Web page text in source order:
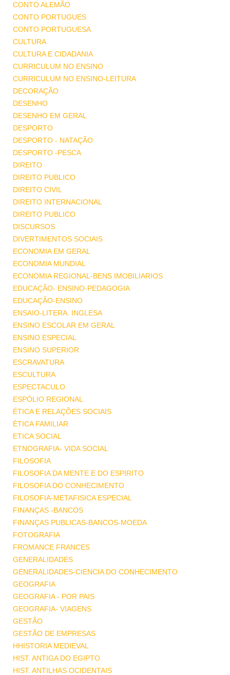
CONTO ALEMÃO
CONTO PORTUGUES
CONTO PORTUGUESA
CULTURA
CULTURA E CIDADANIA
CURRICULUM NO ENSINO
CURRICULUM NO ENSINO-LEITURA
DECORAÇÃO
DESENHO
DESENHO EM GERAL
DESPORTO
DESPORTO - NATAÇÃO
DESPORTO -PESCA
DIREITO
DIREITO PUBLICO
DIREITO CIVIL
DIREITO INTERNACIONAL
DIREITO PUBLICO
DISCURSOS
DIVERTIMENTOS SOCIAIS
ECONOMIA EM GERAL
ECONOMIA MUNDIAL
ECONOMIA REGIONAL-BENS IMOBILIARIOS
EDUCAÇÃO- ENSINO-PEDAGOGIA
EDUCAÇÃO-ENSINO
ENSAIO-LITERA. INGLESA
ENSINO ESCOLAR EM GERAL
ENSINO ESPECIAL
ENSINO SUPERIOR
ESCRAVATURA
ESCULTURA
ESPECTACULO
ESPÓLIO REGIONAL
ÉTICA E RELAÇÕES SOCIAIS
ÉTICA FAMILIAR
ETICA SOCIAL
ETNOGRAFIA- VIDA SOCIAL
FILOSOFIA
FILOSOFIA DA MENTE E DO ESPIRITO
FILOSOFIA DO CONHECIMENTO
FILOSOFIA-METAFISICA ESPECIAL
FINANÇAS -BANCOS
FINANÇAS PUBLICAS-BANCOS-MOEDA
FOTOGRAFIA
FROMANCE FRANCES
GENERALIDADES
GENERALIDADES-CIENCIA DO CONHECIMENTO
GEOGRAFIA
GEOGRAFIA - POR PAIS
GEOGRAFIA- VIAGENS
GESTÃO
GESTÃO DE EMPRESAS
HHISTORIA MEDIEVAL
HIST. ANTIGA DO EGIPTO
HIST. ANTILHAS OCIDENTAIS